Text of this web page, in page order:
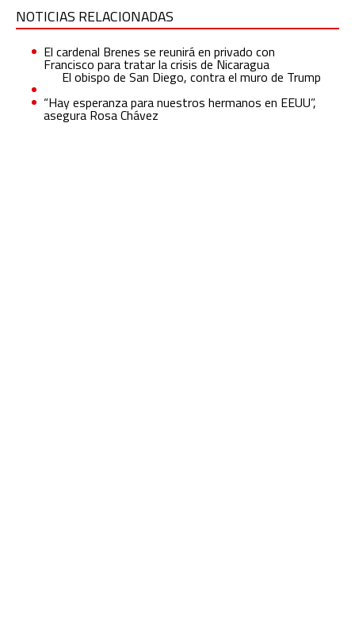
NOTICIAS RELACIONADAS
El cardenal Brenes se reunirá en privado con
Francisco para tratar la crisis de Nicaragua
El obispo de San Diego, contra el muro de Trump
“Hay esperanza para nuestros hermanos en EEUU”,
asegura Rosa Chávez